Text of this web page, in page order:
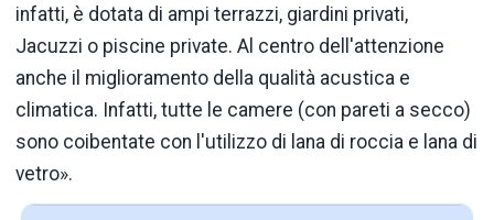
infatti, è dotata di ampi terrazzi, giardini privati,
Jacuzzi o piscine private. Al centro dell'attenzione
anche il miglioramento della qualità acustica e
climatica. Infatti, tutte le camere (con pareti a secco)
sono coibentate con l'utilizzo di lana di roccia e lana di
vetro».